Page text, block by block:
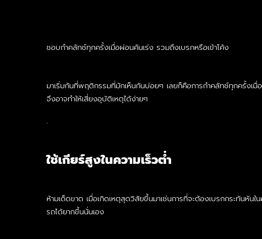
ชอบกำคลัทช์ทุกครั้งเมื่อผ่อนคันเร่ง รวมถึงเบรกหรือเข้าโค้ง
มาเริ่มกันที่พฤติกรรมที่มักเห็นกันบ่อยๆ เลยก็คือการกำคลัทช์ทุกครั้งเมื่
จึงอาจทำให้เสี่ยงอุบัติเหตุได้ง่ายๆ
.
ใช้เกียร์สูงในความเร็วต่ำ
ห้ามเด็ดขาด เมื่อเกิดเหตุสุดวิสัยขึ้นมาเช่นการที่จะต้องเบรกกระทันหั
รถได้ยากขึ้นนั่นเอง